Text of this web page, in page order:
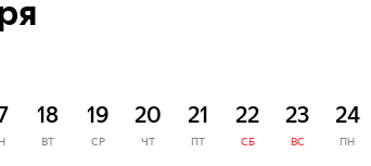
18
ВТ
19
СР
20
ЧТ
21
ПТ
22
СБ
23
ВС
24
ПН